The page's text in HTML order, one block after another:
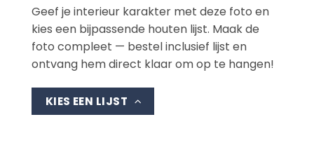
Geef je interieur karakter met deze foto en
kies een bijpassende houten lijst. Maak de
foto compleet — bestel inclusief lijst en
ontvang hem direct klaar om op te hangen!
KIES EEN LIJST